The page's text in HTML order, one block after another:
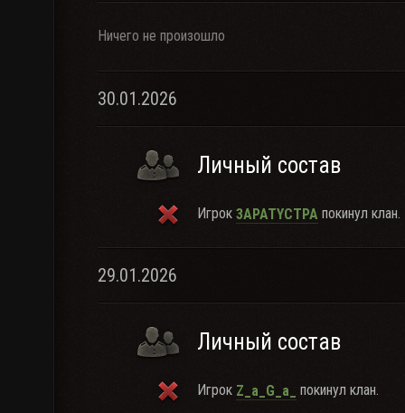
Ничего не произошло
30.01.2026
Личный состав
Игрок 3APATYCTPA покинул клан.
29.01.2026
Личный состав
Игрок Z_a_G_a_ покинул клан.